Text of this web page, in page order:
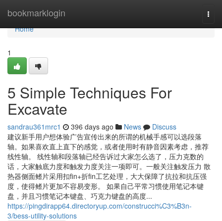
bookmarklogin
Home
Home
1
5 Simple Techniques For
Excavate
sandrau361mrc1 396 days ago News
Discuss
建议新手用户想体验广告宣传出来的所谓的机械手感可以选段落
轴。如果喜欢直上直下的感觉，或者使用时有静音因素考虑，推荐
线性轴。 线性轴和段落轴已经告诉过大家怎么选了，压力克数的
话，大家触底力度和触发力度关注一项即可。一般关注触发压力 散
热器侧面鳍片采用扣fin+折fin工艺处理，大大保障了抗拉和抗压强
度，使得鳍片更加不容易变形。 如果自己平常习惯使用笔记本键
盘，并且习惯笔记本键盘、巧克力键盘的高度...
https://pingdirapp64.directoryup.com/construcci%C3%B3n-
3/bess-utility-solutions